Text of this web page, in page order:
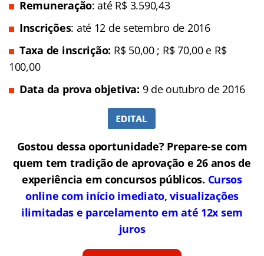
Remuneração: até R$ 3.590,43
Inscrições: até 12 de setembro de 2016
Taxa de inscrição: R$ 50,00 ; R$ 70,00 e R$
100,00
Data da prova objetiva: 9 de outubro de 2016
Gostou dessa oportunidade? Prepare-se com
quem tem tradição de aprovação e 26 anos de
experiência em concursos públicos. Cursos
online com início imediato, visualizações
ilimitadas e parcelamento em até 12x sem
juros